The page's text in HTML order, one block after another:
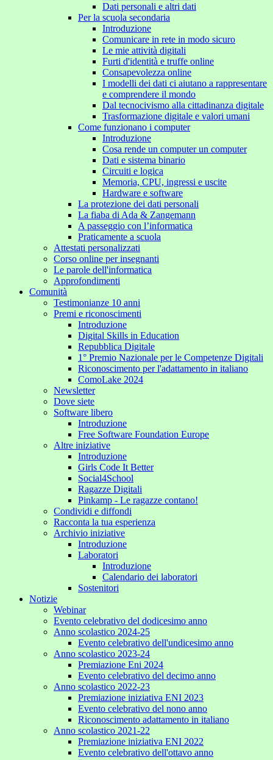
Dati personali e altri dati
Per la scuola secondaria
Introduzione
Comunicare in rete in modo sicuro
Le mie attività digitali
Furti d'identità e truffe online
Consapevolezza online
I modelli dei dati ci aiutano a rappresentare
e comprendere il mondo
Dal tecnocivismo alla cittadinanza digitale
Trasformazione digitale e valori umani
Come funzionano i computer
Introduzione
Cosa rende un computer un computer
Dati e sistema binario
Circuiti e logica
Memoria, CPU, ingressi e uscite
Hardware e software
La protezione dei dati personali
La fiaba di Ada & Zangemann
A passeggio con l’informatica
Praticamente a scuola
Attestati personalizzati
Corso online per insegnanti
Le parole dell'informatica
Approfondimenti
Comunità
Testimonianze 10 anni
Premi e riconoscimenti
Introduzione
Digital Skills in Education
Repubblica Digitale
1° Premio Nazionale per le Competenze Digitali
Riconoscimento per l'adattamento in italiano
ComoLake 2024
Newsletter
Dove siete
Software libero
Introduzione
Free Software Foundation Europe
Altre iniziative
Introduzione
Girls Code It Better
Social4School
Ragazze Digitali
Pinkamp - Le ragazze contano!
Condividi e diffondi
Racconta la tua esperienza
Archivio iniziative
Introduzione
Laboratori
Introduzione
Calendario dei laboratori
Sostenitori
Notizie
Webinar
Evento celebrativo del dodicesimo anno
Anno scolastico 2024-25
Evento celebrativo dell'undicesimo anno
Anno scolastico 2023-24
Premiazione Eni 2024
Evento celebrativo del decimo anno
Anno scolastico 2022-23
Premiazione iniziativa ENI 2023
Evento celebrativo del nono anno
Riconoscimento adattamento in italiano
Anno scolastico 2021-22
Premiazione iniziativa ENI 2022
Evento celebrativo dell'ottavo anno